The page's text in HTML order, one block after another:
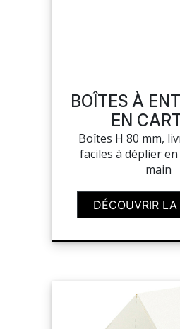
BOÎTES À
EN
Boîtes H 80 mm,
faciles à déplier
main
DÉCOUVRIR